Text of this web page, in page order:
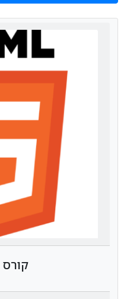
קורס HTML5